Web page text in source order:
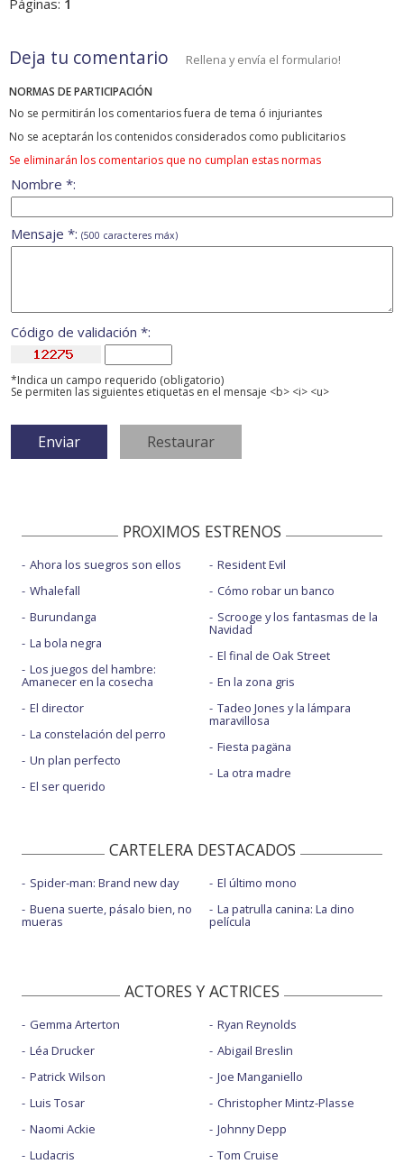
Páginas: 1
Deja tu comentario Rellena y envía el formulario!
NORMAS DE PARTICIPACIÓN
No se permitirán los comentarios fuera de tema ó injuriantes
No se aceptarán los contenidos considerados como publicitarios
Se eliminarán los comentarios que no cumplan estas normas
Nombre *:
Mensaje *: (500 caracteres máx)
Código de validación *:
*Indica un campo requerido (obligatorio)
Se permiten las siguientes etiquetas en el mensaje <b> <i> <u>
PROXIMOS ESTRENOS
Ahora los suegros son ellos
Whalefall
Burundanga
La bola negra
Los juegos del hambre:
Amanecer en la cosecha
El director
La constelación del perro
Un plan perfecto
El ser querido
Resident Evil
Cómo robar un banco
Scrooge y los fantasmas de la
Navidad
El final de Oak Street
En la zona gris
Tadeo Jones y la lámpara
maravillosa
Fiesta pagäna
La otra madre
CARTELERA DESTACADOS
Spider-man: Brand new day
Buena suerte, pásalo bien, no
mueras
El último mono
La patrulla canina: La dino
película
ACTORES Y ACTRICES
Gemma Arterton
Léa Drucker
Patrick Wilson
Luis Tosar
Naomi Ackie
Ludacris
Ryan Reynolds
Abigail Breslin
Joe Manganiello
Christopher Mintz-Plasse
Johnny Depp
Tom Cruise